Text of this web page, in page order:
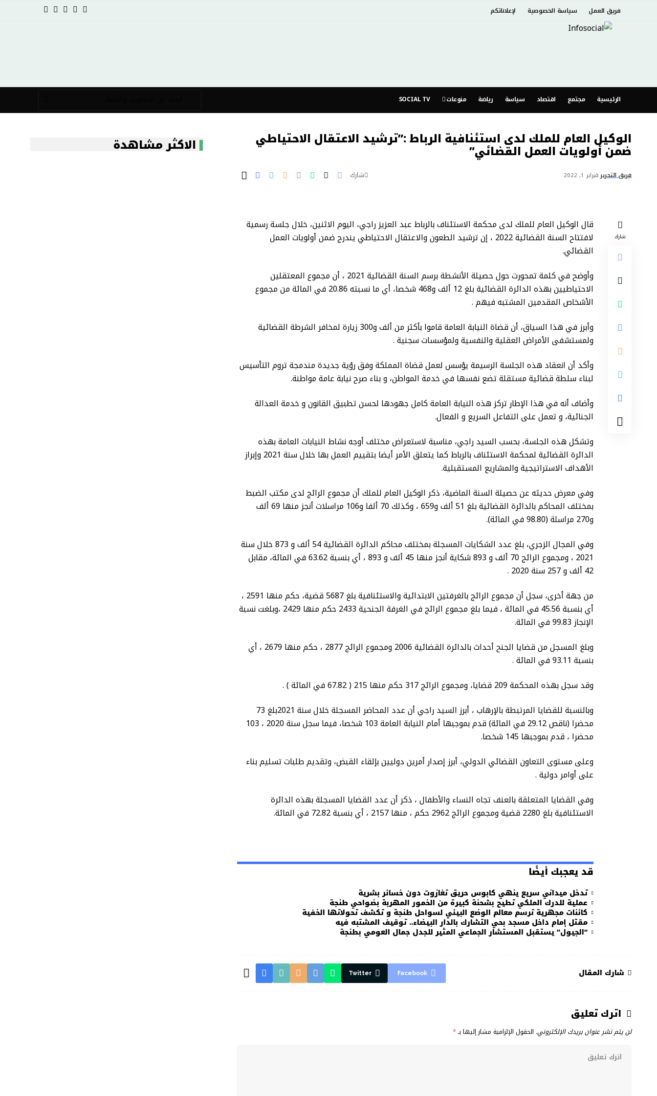
فريق العمل سياسة الخصوصية لإعلاناتكم
الرئيسية مجتمع اقتصاد سياسة رياضة منوعات SOCIAL TV
الوكيل العام للملك لدى استئنافية الرباط :”ترشيد الاعتقال الاحتياطي
ضمن أولويات العمل القضائي”
فريق التحرير فبراير 1, 2022 شارك
شارك
قال الوكيل العام للملك لدى محكمة الاستئناف بالرباط عبد العزيز راجي، اليوم الاثنين، خلال جلسة رسمية
لافتتاح السنة القضائية 2022 ، إن ترشيد الطعون والاعتقال الاحتياطي يندرج ضمن أولويات العمل
القضائي.
وأوضح في كلمة تمحورت حول حصيلة الأنشطة برسم السنة القضائية 2021 ، أن مجموع المعتقلين
الاحتياطيين بهذه الدائرة القضائية بلغ 12 ألف و468 شخصا، أي ما نسبته 20.86 في المائة من مجموع
الأشخاص المقدمين المشتبه فيهم .
وأبرز في هذا السياق، أن قضاة النيابة العامة قاموا بأكثر من ألف و300 زيارة لمخافر الشرطة القضائية
ولمستشفى الأمراض العقلية والنفسية ولمؤسسات سجنية .
وأكد أن انعقاد هذه الجلسة الرسيمة يؤسس لعمل قضاة المملكة وفق رؤية جديدة مندمجة تروم التأسيس
لبناء سلطة قضائية مستقلة تضع نفسها في خدمة المواطن، و بناء صرح نيابة عامة مواطنة.
وأضاف أنه في هذا الإطار تركز هذه النيابة العامة كامل جهودها لحسن تطبيق القانون و خدمة العدالة
الجنائية، و تعمل على التفاعل السريع و الفعال.
وتشكل هذه الجلسة، بحسب السيد راجي، مناسبة لاستعراض مختلف أوجه نشاط النيابات العامة بهذه
الدائرة القضائية لمحكمة الاستئناف بالرباط كما يتعلق الأمر أيضا بتقييم العمل بها خلال سنة 2021 وإبراز
الأهداف الاستراتيجية والمشاريع المستقبلية.
وفي معرض حديثه عن حصيلة السنة الماضية، ذكر الوكيل العام للملك أن مجموع الرائج لدى مكتب الضبط
بمختلف المحاكم بالدائرة القضائية بلغ 51 ألف و659 ، وكذلك 70 ألفا و106 مراسلات أنجز منها 69 ألف
و270 مراسلة (98.80 في المائة).
وفي المجال الزجري، بلغ عدد الشكايات المسجلة بمختلف محاكم الدائرة القضائية 54 ألف و 873 خلال سنة
2021 ، ومجموع الرائج 70 ألف و 893 شكاية أنجز منها 45 ألف و 893 ، أي بنسبة 63.62 في المائة، مقابل
42 ألف و 257 سنة 2020 .
من جهة أخرى، سجل أن مجموع الرائج بالغرفتين الابتدائية والاستئنافية بلغ 5687 قضية، حكم منها 2591 ،
أي بنسبة 45.56 في المائة ، فيما بلغ مجموع الرائج في الغرفة الجنحية 2433 حكم منها 2429 ،وبلغت نسبة
الإنجاز 99.83 في المائة.
وبلغ المسجل من قضايا الجنح أحداث بالدائرة القضائية 2006 ومجموع الرائج 2877 ، حكم منها 2679 ، أي
بنسبة 93.11 في المائة .
وقد سجل بهذه المحكمة 209 قضايا، ومجموع الرائج 317 حكم منها 215 ( 67.82 في المائة ) .
وبالنسبة للقضايا المرتبطة بالإرهاب ، أبرز السيد راجي أن عدد المحاضر المسجلة خلال سنة 2021بلغ 73
محضرا (ناقص 29.12 في المائة) قدم بموجبها أمام النيابة العامة 103 شخصا، فيما سجل سنة 2020 ، 103
محضرا ، قدم بموجبها 145 شخصا.
وعلى مستوى التعاون القضائي الدولي، أبرز إصدار أمرين دوليين بإلقاء القبض، وتقديم طلبات تسليم بناء
على أوامر دولية .
وفي القضايا المتعلقة بالعنف تجاه النساء والأطفال ، ذكر أن عدد القضايا المسجلة بهذه الدائرة
الاستئنافية بلغ 2280 قضية ومجموع الرائج 2962 حكم ، منها 2157 ، أي بنسبة 72.82 في المائة.
قد يعجبك أيضًا
تدخل ميداني سريع ينهي كابوس حريق تغازوت دون خسائر بشرية
عملية للدرك الملكي تطيح بشحنة كبيرة من الخمور المهربة بضواحي طنجة
كائنات مجهرية ترسم معالم الوضع البيئي لسواحل طنجة و تكشف تحولاتها الخفية
مقتل إمام داخل مسجد بحي التشارك بالدار البيضاء.. توقيف المشتبه فيه
“الجيول” يستقبل المستشار الجماعي المثير للجدل جمال العومي بطنجة
شارك المقال Facebook
Twitter
اترك تعليق
لن يتم نشر عنوان بريدك الإلكتروني. الحقول الإلزامية مشار إليها بـ*
الاكثر مشاهدة